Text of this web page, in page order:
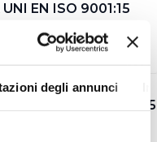
degli annunci
EN ISO 9001:15
EN ISO 14001:2015